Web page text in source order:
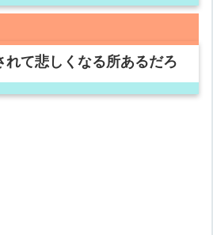
れて悲しくなる所あるだろ